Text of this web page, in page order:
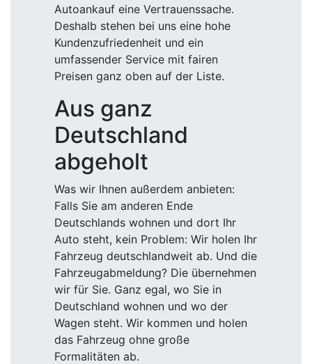
Autoankauf eine Vertrauenssache.
Deshalb stehen bei uns eine hohe
Kundenzufriedenheit und ein
umfassender Service mit fairen
Preisen ganz oben auf der Liste.
Aus ganz
Deutschland
abgeholt
Was wir Ihnen außerdem anbieten:
Falls Sie am anderen Ende
Deutschlands wohnen und dort Ihr
Auto steht, kein Problem: Wir holen Ihr
Fahrzeug deutschlandweit ab. Und die
Fahrzeugabmeldung? Die übernehmen
wir für Sie. Ganz egal, wo Sie in
Deutschland wohnen und wo der
Wagen steht. Wir kommen und holen
das Fahrzeug ohne große
Formalitäten ab.